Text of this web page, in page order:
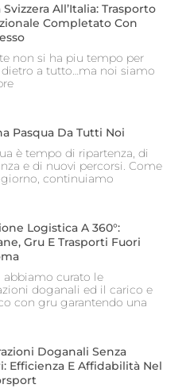
Svizzera All’Italia: Trasporto
Completato Con
non si ha piu tempo per
dietro a tutto…ma noi siamo
Pasqua Da Tutti Noi
è tempo di ripartenza, di
e di nuovi percorsi. Come
continuiamo
Logistica A 360°:
Gru E Trasporti Fuori
curato le
doganali ed il carico e
con gru garantendo una
Doganali Senza
Efficienza E Affidabilità Nel